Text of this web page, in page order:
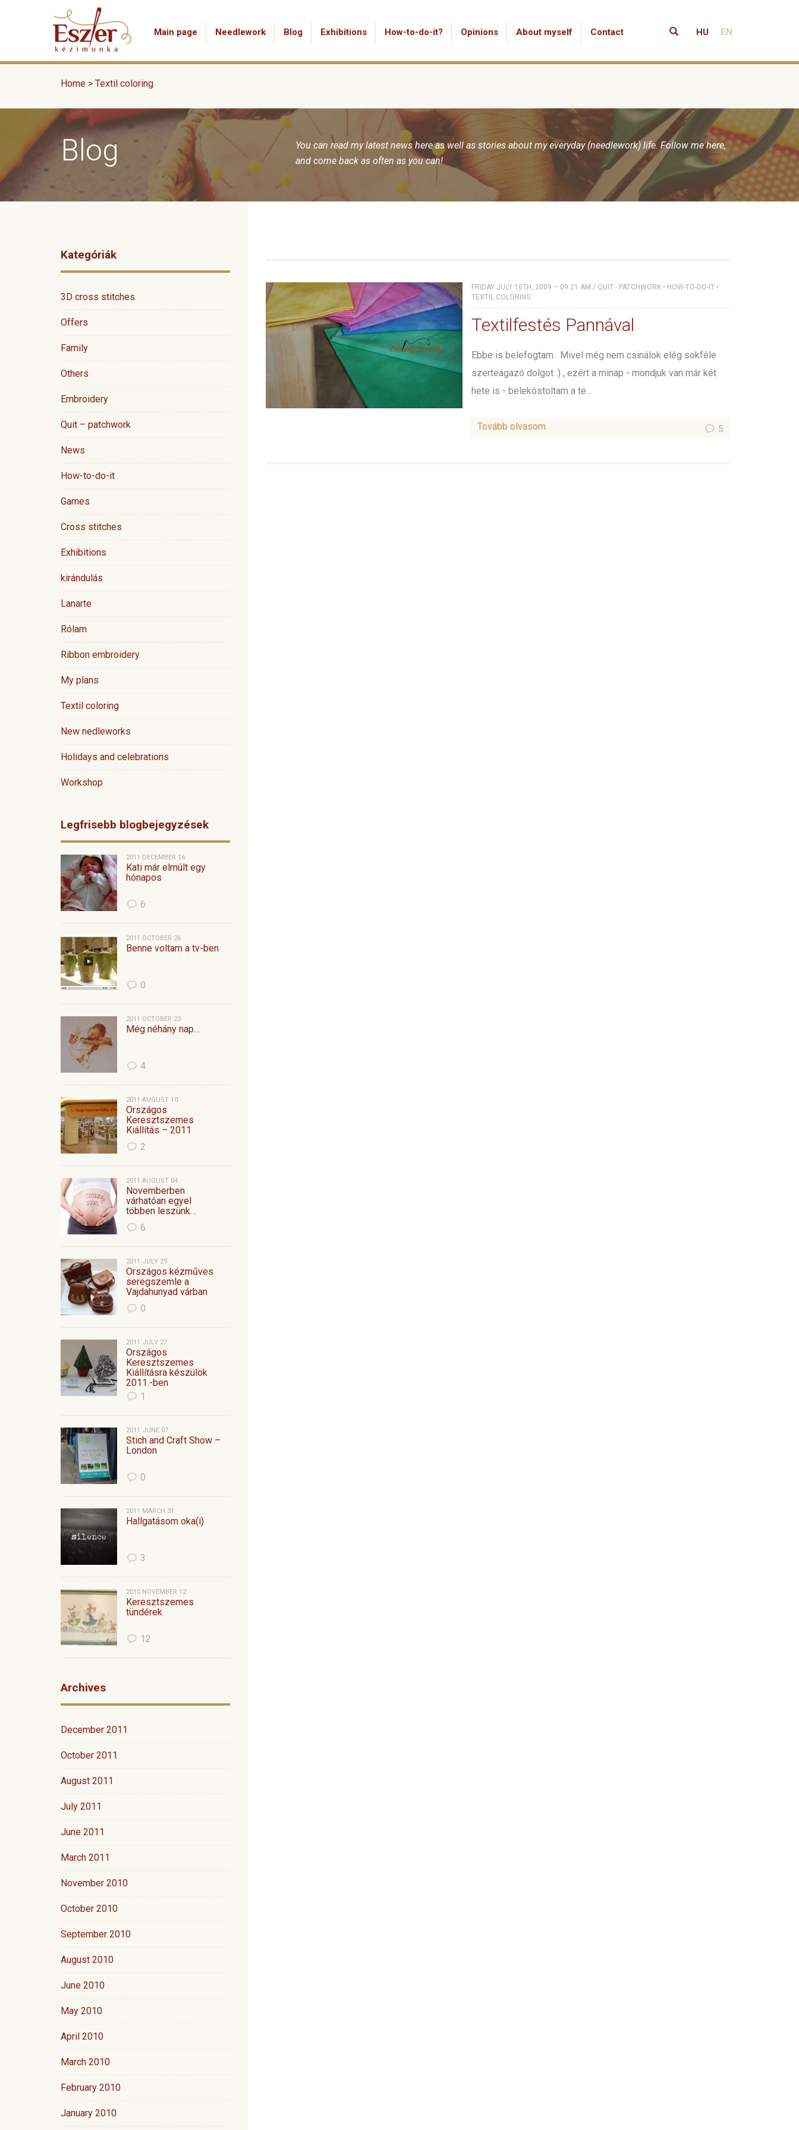
Main page Needlework Blog Exhibitions How-to-do-it? Opinions About myself Contact HU EN
Home > Textil coloring
Blog
You can read my latest news here as well as stories about my everyday (needlework) life. Follow me here,
and come back as often as you can!
Kategóriák
3D cross stitches
Offers
Family
Others
Embroidery
Quit – patchwork
News
How-to-do-it
Games
Cross stitches
Exhibitions
kirándulás
Lanarte
Rólam
Ribbon embroidery
My plans
Textil coloring
New nedleworks
Holidays and celebrations
Workshop
Legfrisebb blogbejegyzések
2011 DECEMBER 16
Kati már elmúlt egy
hónapos
6
2011 OCTOBER 26
Benne voltam a tv-ben
0
2011 OCTOBER 23
Még néhány nap…
4
2011 AUGUST 10
Országos
Keresztszemes
Kiállítás – 2011
2
2011 AUGUST 04
Novemberben
várhatóan egyel
többen leszünk…
6
2011 JULY 29
Országos kézműves
seregszemle a
Vajdahunyad várban
0
2011 JULY 27
Országos
Keresztszemes
Kiállításra készülök
2011.-ben
1
2011 JUNE 07
Stich and Craft Show –
London
0
2011 MARCH 31
Hallgatásom oka(i)
3
2010 NOVEMBER 12
Keresztszemes
tündérek
12
Archives
December 2011
October 2011
August 2011
July 2011
June 2011
March 2011
November 2010
October 2010
September 2010
August 2010
June 2010
May 2010
April 2010
March 2010
February 2010
January 2010
FRIDAY JULY 10TH, 2009 – 09:21 AM / QUIT - PATCHWORK • HOW-TO-DO-IT •
TEXTIL COLORING
Textilfestés Pannával
Ebbe is belefogtam. Mivel még nem csinálok elég sokféle
szerteágazó dolgot :) , ezért a minap - mondjuk van már két
hete is - belekóstoltam a te...
Tovább olvasom 5